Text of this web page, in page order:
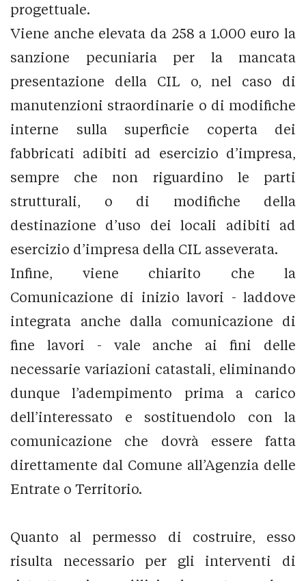
progettuale.
Viene anche elevata da 258 a 1.000 euro la
sanzione pecuniaria per la mancata
presentazione della CIL o, nel caso di
manutenzioni straordinarie o di modifiche
interne sulla superficie coperta dei
fabbricati adibiti ad esercizio d’impresa,
sempre che non riguardino le parti
strutturali, o di modifiche della
destinazione d’uso dei locali adibiti ad
esercizio d’impresa della CIL asseverata.
Infine, viene chiarito che la
Comunicazione di inizio lavori - laddove
integrata anche dalla comunicazione di
fine lavori - vale anche ai fini delle
necessarie variazioni catastali, eliminando
dunque l’adempimento prima a carico
dell’interessato e sostituendolo con la
comunicazione che dovrà essere fatta
direttamente dal Comune all’Agenzia delle
Entrate o Territorio.
Quanto al permesso di costruire, esso
risulta necessario per gli interventi di